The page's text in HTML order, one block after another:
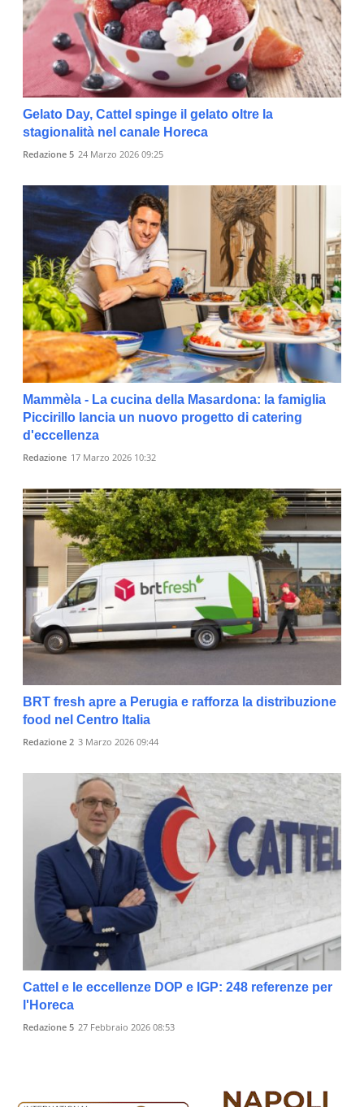
Gelato Day, Cattel spinge il gelato oltre la
stagionalità nel canale Horeca
Redazione 5 24 Marzo 2026 09:25
Mammèla - La cucina della Masardona: la famiglia
Piccirillo lancia un nuovo progetto di catering
d'eccellenza
Redazione 17 Marzo 2026 10:32
BRT fresh apre a Perugia e rafforza la distribuzione
food nel Centro Italia
Redazione 2 3 Marzo 2026 09:44
Cattel e le eccellenze DOP e IGP: 248 referenze per
l'Horeca
Redazione 5 27 Febbraio 2026 08:53